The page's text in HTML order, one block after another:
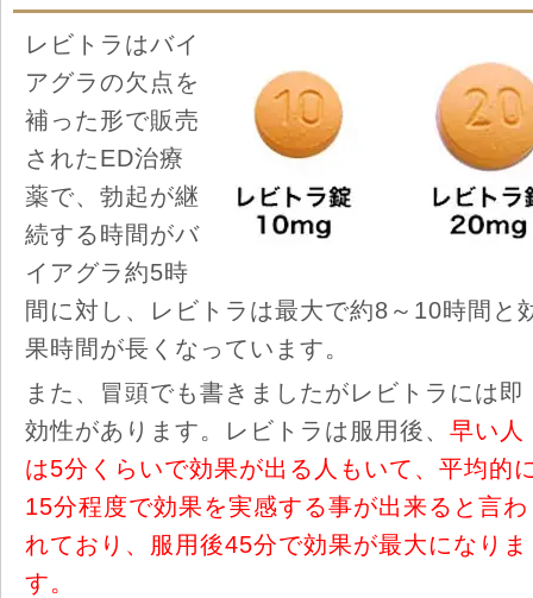
レビトラはバイ
アグラの欠点を
補った形で販売
されたED治療
薬で、勃起が継
続する時間がバ
イアグラ約5時
間に対し、レビトラは最大で約8～10時間と
果時間が長くなっています。
また、冒頭でも書きましたがレビトラには即
効性があります。レビトラは服用後、 早い人
は5分くらいで効果が出る人もいて、平均的
15分程度で効果を実感する事が出来ると言わ
れており、服用後45分で効果が最大になりま
す。